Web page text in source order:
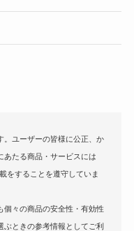
。ユーザーの皆様に公正、か
あたる商品・サービスには
をすることを遵守していま
個々の商品の安全性・有効性
ぶときの参考情報としてご利